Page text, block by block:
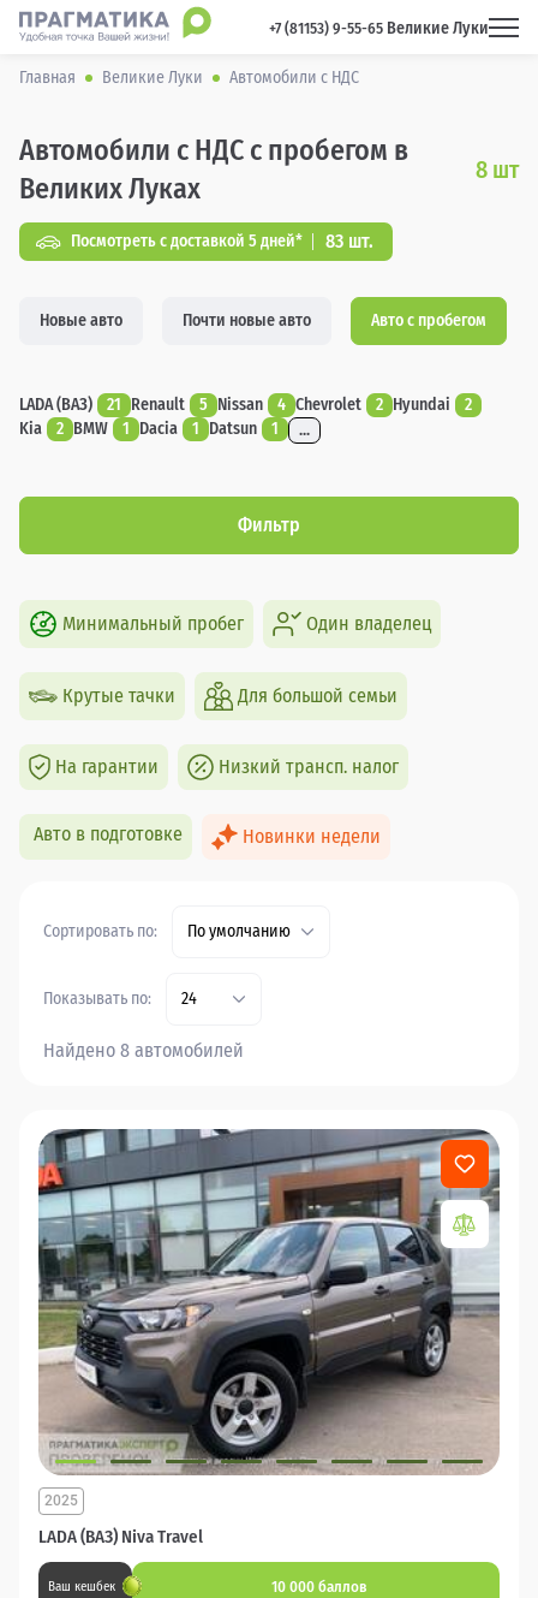
+7 (81153) 9-55-65 Великие Луки
Главная Великие Луки Автомобили с НДС
Автомобили с НДС с пробегом в
Великих Луках
8 шт
Посмотреть с доставкой 5 дней* 83 шт.
Новые авто Почти новые авто Авто с пробегом
LADA (ВАЗ) 21 Renault 5 Nissan 4 Chevrolet 2 Hyundai
2
Kia
2 BMW 1 Dacia 1 Datsun 1 ...
Фильтр
Минимальный пробег Один владелец
Крутые тачки Для большой семьи
На гарантии Низкий трансп. налог
Авто в подготовке Новинки недели
Сортировать по: По умолчанию
Показывать по: 24
Найдено 8 автомобилей
LADA (ВАЗ) Niva Travel
2025
Ваш кешбек 10 000 баллов